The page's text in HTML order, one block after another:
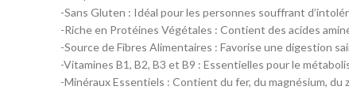
-Sans Gluten : Idéal pour les personnes souffrant
-Riche en Protéines Végétales : Contient des acides
-Source de Fibres Alimentaires : Favorise une digestion
-Vitamines B1, B2, B3 et B9 : Essentielles pour le
-Minéraux Essentiels : Contient du fer, du magnésium,